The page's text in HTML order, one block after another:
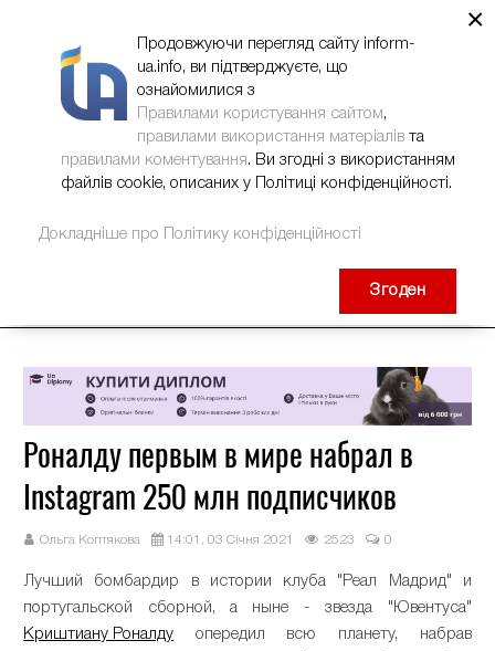
Роналду первым в мире набрал в
Instagram 250 млн подписчиков
Ольга Коптякова 14:01, 03 Січня 2021 2523 0
Лучший бомбардир в истории клуба "Реал Мадрид" и
португальской сборной, а ныне - звезда "Ювентуса"
Криштиану Роналду опередил всю планету, набрав
×
Продовжуючи перегляд сайту inform-
ua.info, ви підтверджуєте, що
ознайомилися з
Правилами користування сайтом,
правилами використання матеріалів та
правилами коментування. Ви згодні з використанням
файлів cookie, описаних у Політиці конфіденційності.
Докладніше про Політику конфіденційності
Згоден